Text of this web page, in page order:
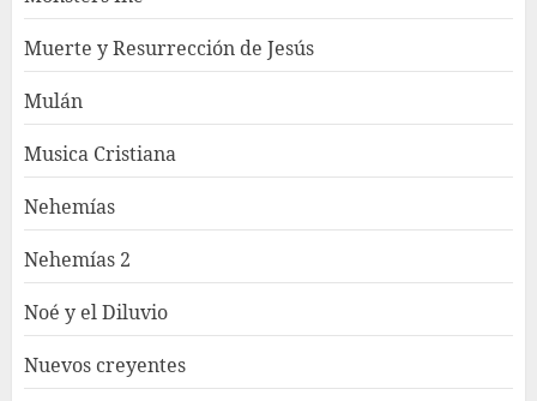
Muerte y Resurrección de Jesús
Mulán
Musica Cristiana
Nehemías
Nehemías 2
Noé y el Diluvio
Nuevos creyentes